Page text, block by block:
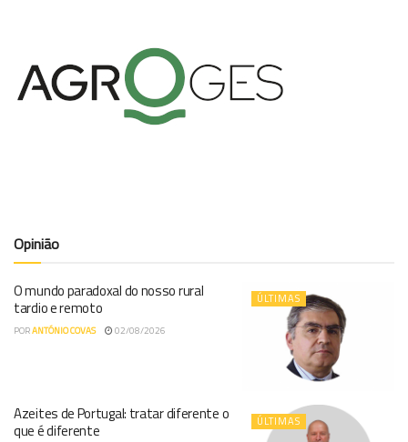
Opinião
ÚLTIMAS
O mundo paradoxal do nosso rural
tardio e remoto
PORANTÓNIO COVAS 02/08/2026
ÚLTIMAS
Azeites de Portugal: tratar diferente o
que é diferente